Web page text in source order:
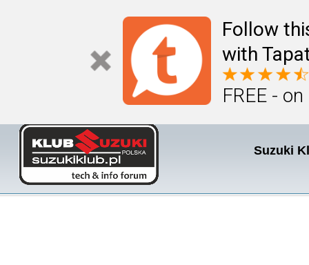
Follow
with
FREE -
Suzuki